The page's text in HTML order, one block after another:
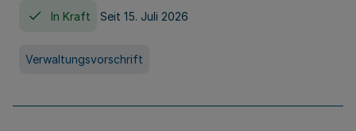
In Kraft Seit 15. Juli 2026
Verwaltungsvorschrift